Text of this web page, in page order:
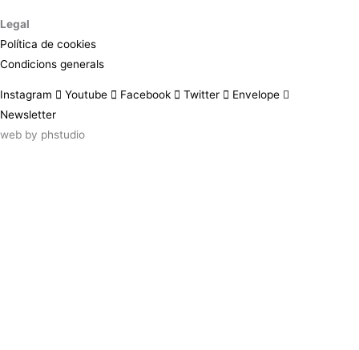
Legal
Política de cookies
Condicions generals
Instagram Youtube Facebook Twitter
Envelope
Newsletter
web by phstudio